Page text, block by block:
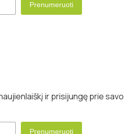
ir prisijungę prie savo